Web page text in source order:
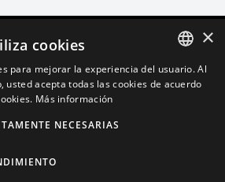
ITALIAN
×
cookies
para mejorar la experiencia del usuario. Al
usted acepta todas las cookies de acuerdo
Más información
NECESARIAS